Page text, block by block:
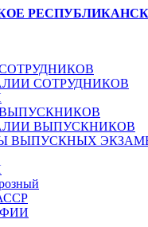
СОТРУДНИКОВ
ВЫПУСКНИКОВ
ВЫПУСКНЫХ